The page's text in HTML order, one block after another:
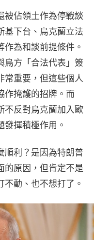
被佔領土作為停戰談
基下台、烏克蘭立法
作為和談前提條件。
烏方「合法代表」簽
常重要，但這些個人
作掩護的招牌。而
不反對烏克蘭加入歐
發揮積極作用。
順利？是因為特朗普
的原因，但肯定不是
動、也不想打了。